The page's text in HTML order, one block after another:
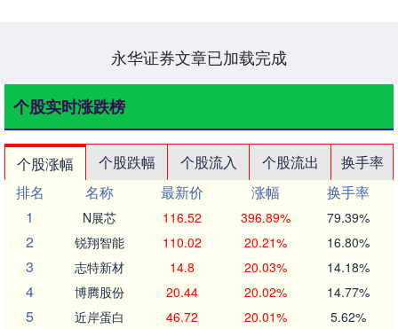
永华证券文章已加载完成
个股实时涨跌榜
个股涨幅 个股跌幅 个股流入 个股流出
换手率
排名
名称 最新价 涨幅
换手率
1
N展芯 116.52 396.89% 79.39%
2 锐翔智能 110.02 20.21% 16.80%
3 志特新材 14.8 20.03% 14.18%
4 博腾股份 20.44 20.02% 14.77%
5 近岸蛋白 46.72 20.01% 5.62%